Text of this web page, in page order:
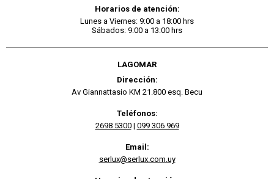
Horarios de atención:
Lunes a Viernes: 9:00 a 18:00 hrs
Sábados: 9:00 a 13:00 hrs
LAGOMAR
Dirección:
Av Giannattasio KM 21.800 esq. Becu
Teléfonos:
2698 5300| 099 306 969
Email:
serlux@serlux.com.uy